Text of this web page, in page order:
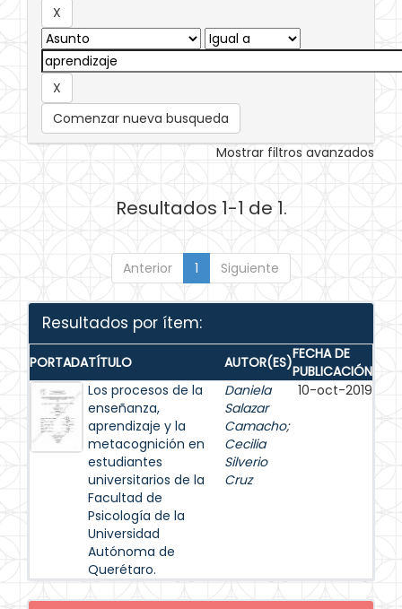
Comenzar nueva busqueda
Mostrar filtros avanzados
Resultados 1-1 de 1.
Anterior 1 Siguiente
Resultados por ítem:
PORTADATÍTULO AUTOR(ES)FECHA DE
PUBLICACIÓN
Los procesos de la
enseñanza,
aprendizaje y la
metacognición en
estudiantes
universitarios de la
Facultad de
Psicología de la
Universidad
Autónoma de
Querétaro.
Daniela
Salazar
Camacho;
Cecilia
Silverio
Cruz
10-oct-2019